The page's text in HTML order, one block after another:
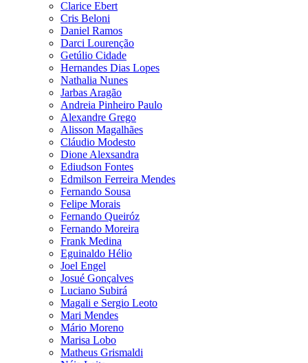
Clarice Ebert
Cris Beloni
Daniel Ramos
Darci Lourenção
Getúlio Cidade
Hernandes Dias Lopes
Nathalia Nunes
Jarbas Aragão
Andreia Pinheiro Paulo
Alexandre Grego
Alisson Magalhães
Cláudio Modesto
Dione Alexsandra
Ediudson Fontes
Edmilson Ferreira Mendes
Fernando Sousa
Felipe Morais
Fernando Queiróz
Fernando Moreira
Frank Medina
Eguinaldo Hélio
Joel Engel
Josué Gonçalves
Luciano Subirá
Magali e Sergio Leoto
Mari Mendes
Mário Moreno
Marisa Lobo
Matheus Grismaldi